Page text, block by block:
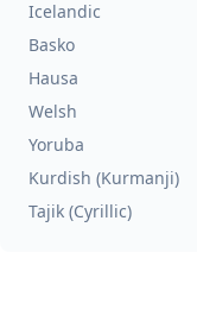
Icelandic
Basko
Hausa
Welsh
Yoruba
Kurdish (Kurmanji)
Tajik (Cyrillic)